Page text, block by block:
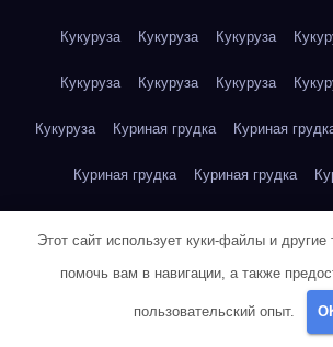
Кукуруза Кукуруза Кукуруза
Кукуруза Кукуруза Кукуруза
Кукуруза Куриная грудка Куриная
Куриная грудка Куриная грудка
Куриная грудка Куриная грудка
Куриная грудка Куриная грудка
Этот сайт использует куки-файлы и другие
помочь вам в навигации, а также
пользовательский опыт.